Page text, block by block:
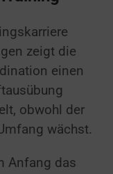
zeigt die
einen
obwohl der
wächst.
Anfang das